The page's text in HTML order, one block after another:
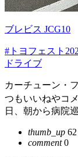
ブレビス JCG10
#トヨフェスト
ドライブ
カーチューン・
つもいいねやコ
日、朝から病院
thumb_up 62
comment0